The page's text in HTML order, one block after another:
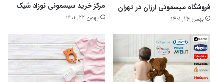
فروشگاه سیسمونی ارزان در تهران
بهمن 26, 1401
مرکز خرید سیسمونی نوزاد شیک
بهمن 22, 1401